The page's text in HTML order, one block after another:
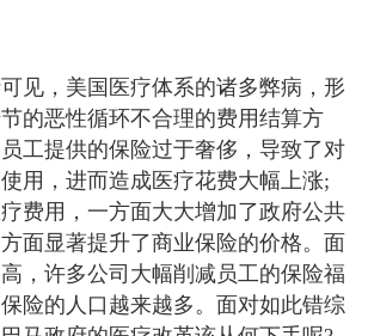
，美国医疗体系的诸多弊病，形
的恶性循环不合理的费用结算方
工提供的保险过于奢侈，导致了对
用，进而造成医疗花费大幅上涨;
费用，一方面大大增加了政府公共
面显著提升了商业保险的价格。面
，许多公司大幅削减员工的保险福
险的人口越来越多。面对如此错综